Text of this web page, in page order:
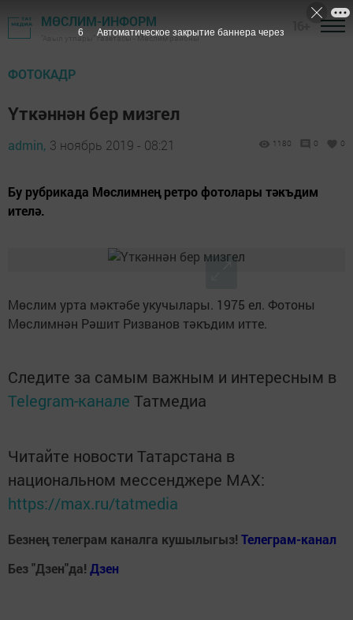
МӨСЛИМ-ИНФОРМ
"Авыл утлары" газетасы - Мөслим районы
ФОТОКАДР
Үткәннән бер мизгел
admin, 3 ноябрь 2019 - 08:21 1180 0 0
Бу рубрикада Мөслимнең ретро фотолары тәкъдим
ителә.
Мөслим урта мәктәбе укучылары. 1975 ел. Фотоны
Мөслимнән Рәшит Ризванов тәкъдим итте.
Следите за самым важным и интересным в
Telegram-канале Татмедиа
Читайте новости Татарстана в
национальном мессенджере MАХ:
https://max.ru/tatmedia
Безнең телеграм каналга кушылыгыз! Телеграм-канал
Без "Дзен"да! Дзен
5 Автоматическое закрытие баннера через